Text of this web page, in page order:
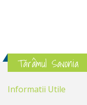
Tărâmul Savonia
Informatii Utile